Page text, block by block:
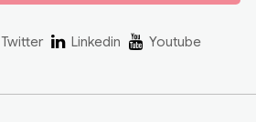
Twitter Linkedin Youtube